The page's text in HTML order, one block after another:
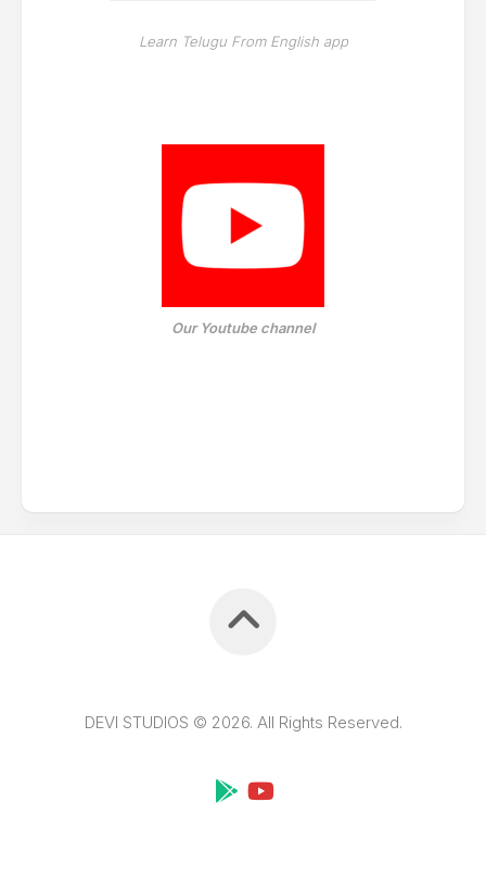
Learn Telugu From English app
Our Youtube channel
DEVI STUDIOS © 2026. All Rights Reserved.